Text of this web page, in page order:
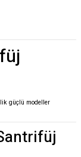
güçlü modeller